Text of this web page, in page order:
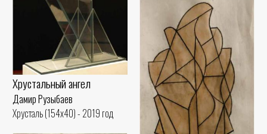
Хрустальный ангел
Дамир Рузыбаев
Хрусталь (154x40) - 2019 год